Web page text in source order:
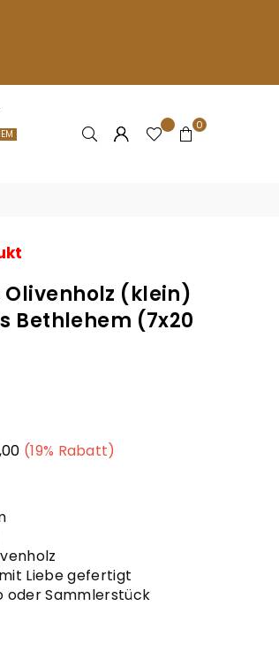
0
(klein)
Bethlehem (7x20
(19% Rabatt)
Liebe gefertigt
oder Sammlerstück